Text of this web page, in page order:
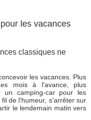
les vacances
classiques ne
les vacances. Plus
mois à l'avance, plus
un camping-car pour les
de l'humeur, s'arrêter sur
le lendemain matin vers